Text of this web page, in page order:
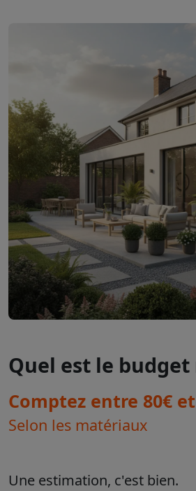
Quel est le budget
Comptez entre 80€
Selon les matériaux
Une estimation, c'est bien.